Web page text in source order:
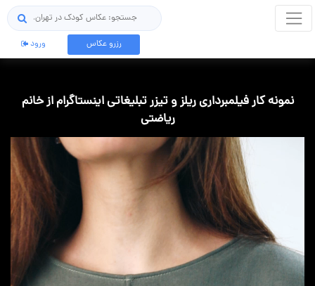
جستجو
رزرو عکاس ورود
نمونه کار فیلمبرداری ریلز و تیزر تبلیغاتی اینستاگرام از خانم
ریاضتی